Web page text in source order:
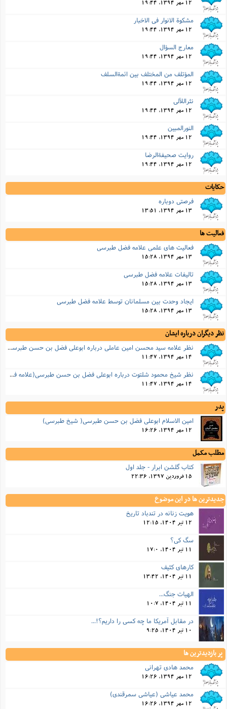
12 مهر 1394, 19:44
مشکوة الانوار فى الاخبار
12 مهر 1394, 19:44
معارج السؤال
12 مهر 1394, 19:44
المؤتلف من المختلف بین ائمةالسلف
12 مهر 1394, 19:44
نثراللآلى
12 مهر 1394, 19:44
النورالمبین
12 مهر 1394, 19:44
روایت صحیفةالرضا
12 مهر 1394, 19:44
حکایات
فرصتی دوباره
13 مهر 1394, 13:51
فعالیت ها
فعالیت های علمی علامه فضل طبرسی
13 مهر 1394, 15:28
تالیفات علامه فضل طبرسی
13 مهر 1394, 15:28
ایجاد وحدت بین مسلمانان توسط علامه فضل طبرسی
13 مهر 1394, 15:28
نظر دیگران درباره ایشان
نظر علامه سید محسن امین عاملی درباره ابوعلى فضل بن حسن طبرسی(علامه فضل طبرسی)
14 مهر 1394, 11:47
نظر شیخ محمود شلتوت درباره ابوعلى فضل بن حسن طبرسی(علامه فضل طبرسی)
14 مهر 1394, 11:47
پدر
امین الاسلام ابوعلی فضل بن حسن طبرسى( شیخ طبرسى)
12 مهر 1394, 16:26
مطلب مکمل
کتاب گلشن ابرار - جلد اول
15 فروردین 1397, 22:36
جدیدترین ها در این موضوع
هویت زنانه در تندباد تاریخ
12 تیر 1404, 12:15
سگ کی؟
11 تیر 1404, 17:0
کارهای کثیف
11 تیر 1404, 13:42
الهیات جنگ...
11 تیر 1404, 10:7
در مقابل آمریکا ما چه کسی را داریم؟!...
10 تیر 1404, 9:25
پر بازدیدترین ها
محمد هادی تهرانی
12 مهر 1394, 16:26
محمد عیاشی (عیاشی سمرقندی)
12 مهر 1394, 16:26